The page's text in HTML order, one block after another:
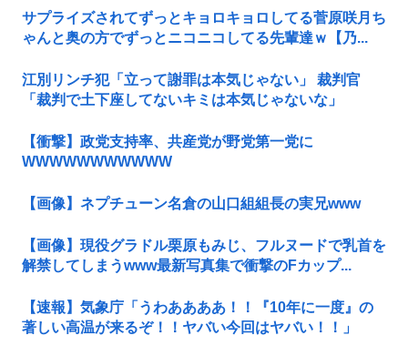
サプライズされてずっとキョロキョロしてる菅原咲月ち
ゃんと奥の方でずっとニコニコしてる先輩達ｗ【乃...
江別リンチ犯「立って謝罪は本気じゃない」 裁判官
「裁判で土下座してないキミは本気じゃないな」
【衝撃】政党支持率、共産党が野党第一党に
WWWWWWWWWWW
【画像】ネプチューン名倉の山口組組長の実兄www
【画像】現役グラドル栗原もみじ、フルヌードで乳首を
解禁してしまうwww最新写真集で衝撃のFカップ...
【速報】気象庁「うわああああ！！『10年に一度』の
著しい高温が来るぞ！！ヤバい今回はヤバい！！」